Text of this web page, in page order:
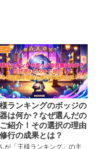
メ
ランキングのボッジの
は何か？なぜ選んだの
紹介！その選択の理由
行の成果とは？
が「王様ランキング」の主